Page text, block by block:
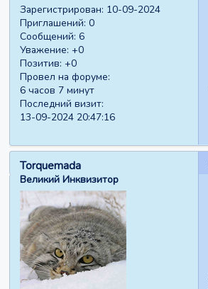
Зарегистрирован: 10-09-2024
Приглашений: 0
Сообщений: 6
Уважение: +0
Позитив: +0
Провел на форуме:
6 часов 7 минут
Последний визит:
13-09-2024 20:47:16
Torquemada
Великий Инквизитор